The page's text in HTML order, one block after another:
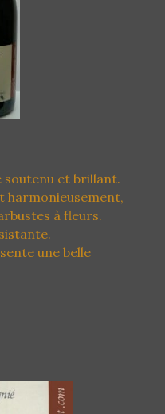
soutenu et brillant.
harmonieusement,
à fleurs.
une belle